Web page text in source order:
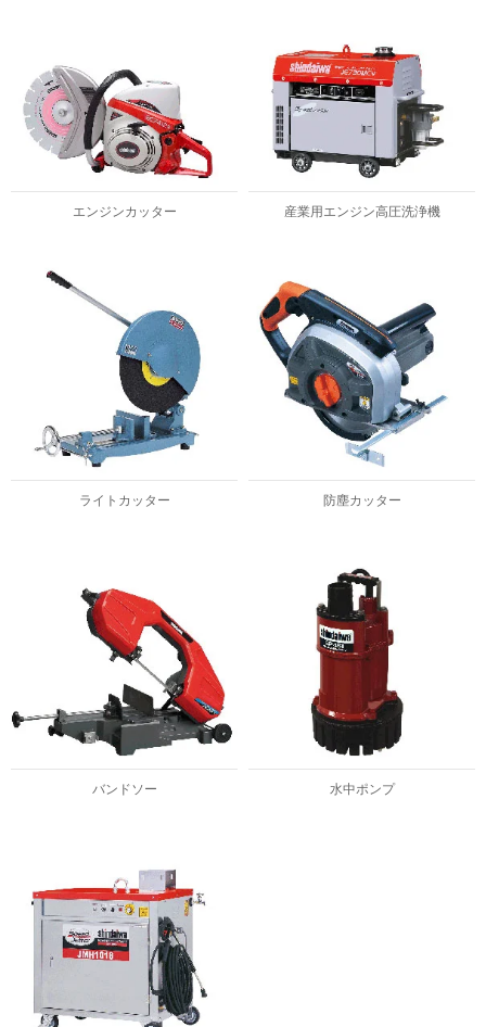
エンジンカッター 産業用エンジン高圧洗浄機
ライトカッター 防塵カッター
バンドソー 水中ポンプ